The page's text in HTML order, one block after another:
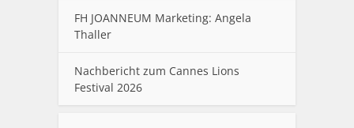
FH JOANNEUM Marketing: Angela
Thaller
Nachbericht zum Cannes Lions
Festival 2026